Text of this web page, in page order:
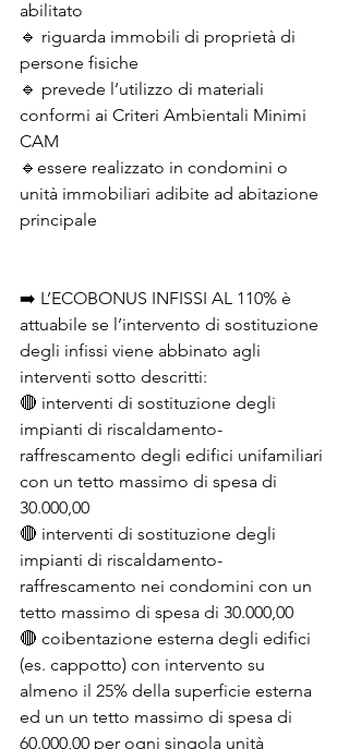
abilitato
🔹 riguarda immobili di proprietà di
persone fisiche
🔹 prevede l’utilizzo di materiali
conformi ai Criteri Ambientali Minimi
CAM
🔹essere realizzato in condomini o
unità immobiliari adibite ad abitazione
principale
➡️ L’ECOBONUS INFISSI AL 110% è
attuabile se l’intervento di sostituzione
degli infissi viene abbinato agli
interventi sotto descritti:
🔴 interventi di sostituzione degli
impianti di riscaldamento-
raffrescamento degli edifici unifamiliari
con un tetto massimo di spesa di
30.000,00
🔴 interventi di sostituzione degli
impianti di riscaldamento-
raffrescamento nei condomini con un
tetto massimo di spesa di 30.000,00
🔴 coibentazione esterna degli edifici
(es. cappotto) con intervento su
almeno il 25% della superficie esterna
ed un un tetto massimo di spesa di
60.000,00 per ogni singola unità